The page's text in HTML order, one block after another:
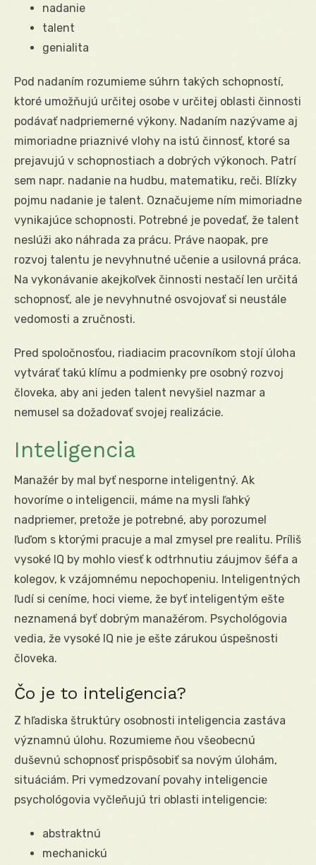
nadanie
talent
genialita
Pod nadaním rozumieme súhrn takých schopností,
ktoré umožňujú určitej osobe v určitej oblasti činnosti
podávať nadpriemerné výkony. Nadaním nazývame aj
mimoriadne priaznivé vlohy na istú činnosť, ktoré sa
prejavujú v schopnostiach a dobrých výkonoch. Patrí
sem napr. nadanie na hudbu, matematiku, reči. Blízky
pojmu nadanie je talent. Označujeme ním mimoriadne
vynikajúce schopnosti. Potrebné je povedať, že talent
neslúži ako náhrada za prácu. Práve naopak, pre
rozvoj talentu je nevyhnutné učenie a usilovná práca.
Na vykonávanie akejkoľvek činnosti nestačí len určitá
schopnosť, ale je nevyhnutné osvojovať si neustále
vedomosti a zručnosti.
Pred spoločnosťou, riadiacim pracovníkom stojí úloha
vytvárať takú klímu a podmienky pre osobný rozvoj
človeka, aby ani jeden talent nevyšiel nazmar a
nemusel sa dožadovať svojej realizácie.
Inteligencia
Manažér by mal byť nesporne inteligentný. Ak
hovoríme o inteligencii, máme na mysli ľahký
nadpriemer, pretože je potrebné, aby porozumel
ľuďom s ktorými pracuje a mal zmysel pre realitu. Príliš
vysoké IQ by mohlo viesť k odtrhnutiu záujmov šéfa a
kolegov, k vzájomnému nepochopeniu. Inteligentných
ľudí si ceníme, hoci vieme, že byť inteligentým ešte
neznamená byť dobrým manažérom. Psychológovia
vedia, že vysoké IQ nie je ešte zárukou úspešnosti
človeka.
Čo je to inteligencia?
Z hľadiska štruktúry osobnosti inteligencia zastáva
významnú úlohu. Rozumieme ňou všeobecnú
duševnú schopnosť prispôsobiť sa novým úlohám,
situáciám. Pri vymedzovaní povahy inteligencie
psychológovia vyčleňujú tri oblasti inteligencie:
abstraktnú
mechanickú